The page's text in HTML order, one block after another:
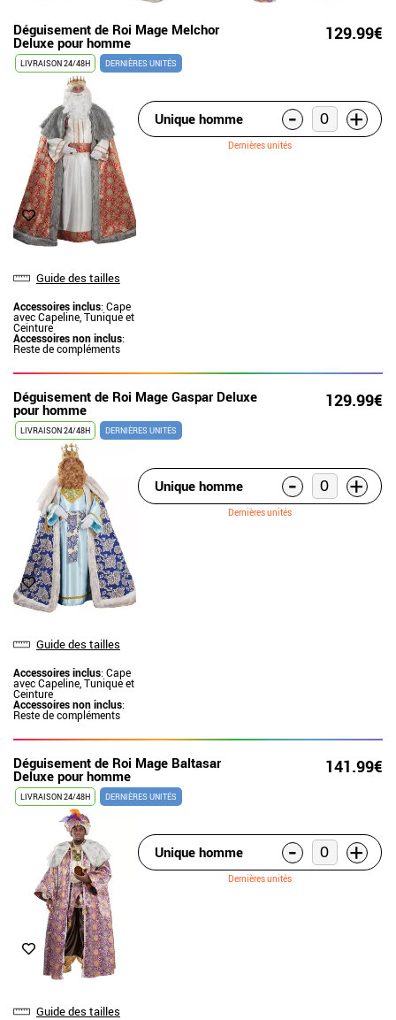
Déguisement de Roi Mage Melchor
Deluxe pour homme 129.99€
LIVRAISON 24/48H DERNIÈRES UNITÉS
Guide des tailles
Accessoires inclus: Cape
avec Capeline, Tunique et
Ceinture
Accessoires non inclus:
Reste de compléments
Unique homme - +
Dernières unités
Déguisement de Roi Mage Gaspar Deluxe
pour homme 129.99€
LIVRAISON 24/48H DERNIÈRES UNITÉS
Guide des tailles
Accessoires inclus: Cape
avec Capeline, Tunique et
Ceinture
Accessoires non inclus:
Reste de compléments
Unique homme - +
Dernières unités
Déguisement de Roi Mage Baltasar
Deluxe pour homme 141.99€
LIVRAISON 24/48H DERNIÈRES UNITÉS
Guide des tailles
Unique homme - +
Dernières unités